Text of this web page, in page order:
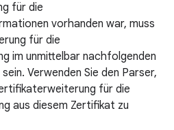
für die
vorhanden war, muss
für die
im unmittelbar nachfolgenden
Verwenden Sie den Parser,
für die
aus diesem Zertifikat zu